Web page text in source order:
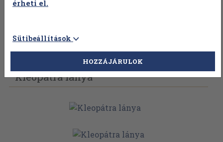
Vissza az előző oldalra Válasszon példányt
Kleopátra lánya
érheti el.
Sütibeállítások
HOZZÁJÁRULOK